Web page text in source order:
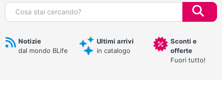
Cerca:
Notizie
dal mondo BLife
Ultimi arrivi
in catalogo
Sconti e
offerte
Fuori tutto!